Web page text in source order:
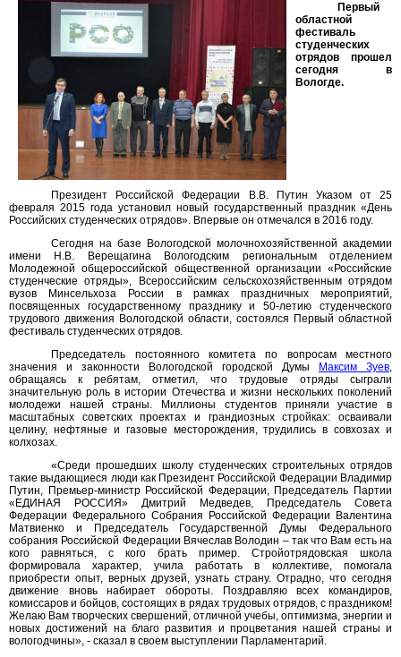
Первый
областной
фестиваль
студенческих
отрядов прошел
сегодня в
Вологде.
Президент Российской Федерации В.В. Путин Указом от 25
февраля 2015 года установил новый государственный праздник «День
Российских студенческих отрядов». Впервые он отмечался в 2016 году.
Сегодня на базе Вологодской молочнохозяйственной академии
имени Н.В. Верещагина Вологодским региональным отделением
Молодежной общероссийской общественной организации «Российские
студенческие отряды», Всероссийским сельскохозяйственным отрядом
вузов Минсельхоза России в рамках праздничных мероприятий,
посвященных государственному празднику и 50-летию студенческого
трудового движения Вологодской области, состоялся Первый областной
фестиваль студенческих отрядов.
Председатель постоянного комитета по вопросам местного
значения и законности Вологодской городской Думы
Максим Зуев,
обращаясь к ребятам, отметил, что трудовые отряды сыграли
значительную роль в истории Отечества и жизни нескольких поколений
молодежи нашей страны. Миллионы студентов приняли участие в
масштабных советских проектах и грандиозных стройках: осваивали
целину, нефтяные и газовые месторождения, трудились в совхозах и
колхозах.
«Среди прошедших школу студенческих строительных отрядов
такие выдающиеся люди как Президент Российской Федерации Владимир
Путин, Премьер-министр Российской Федерации, Председатель Партии
«ЕДИНАЯ РОССИЯ» Дмитрий Медведев, Председатель Совета
Федерации Федерального Собрания Российской Федерации Валентина
Матвиенко и Председатель Государственной Думы Федерального
собрания Российской Федерации Вячеслав Володин – так что Вам есть на
кого равняться, с кого брать пример. Стройотрядовская школа
формировала характер, учила работать в коллективе, помогала
приобрести опыт, верных друзей, узнать страну. Отрадно, что сегодня
движение вновь набирает обороты. Поздравляю всех командиров,
комиссаров и бойцов, состоящих в рядах трудовых отрядов, с праздником!
Желаю Вам творческих свершений, отличной учебы, оптимизма, энергии и
новых достижений на благо развития и процветания нашей страны и
вологодчины», - сказал в своем выступлении Парламентарий.